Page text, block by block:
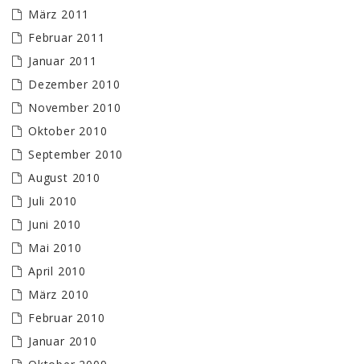
März 2011
Februar 2011
Januar 2011
Dezember 2010
November 2010
Oktober 2010
September 2010
August 2010
Juli 2010
Juni 2010
Mai 2010
April 2010
März 2010
Februar 2010
Januar 2010